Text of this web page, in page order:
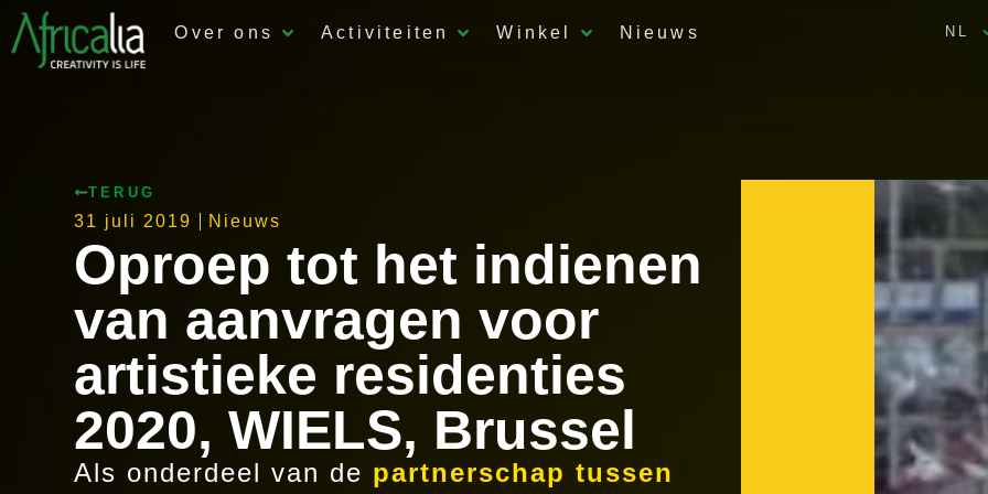
Over ons Activiteiten Winkel Nieuws NL
TERUG
31 juli 2019 Nieuws
Oproep tot het indienen
van aanvragen voor
artistieke residenties
2020, WIELS, Brussel
Als onderdeel van de partnerschap tussen